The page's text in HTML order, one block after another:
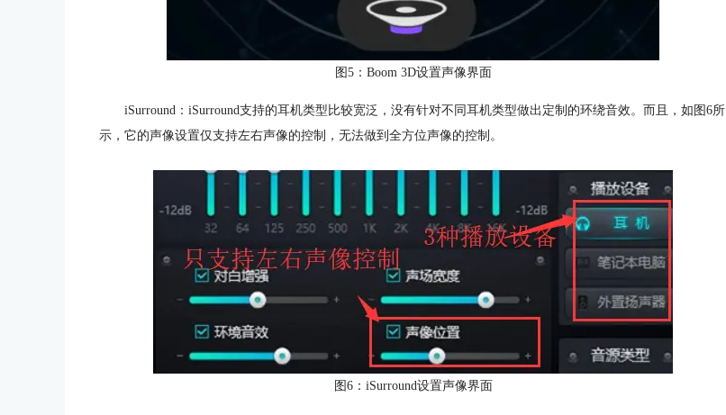
图5：Boom 3D设置声像界面
iSurround：iSurround支持的耳机类型比较宽泛，没有针对不同耳机类型做出定制的环绕音效。而且，如图6所
示，它的声像设置仅支持左右声像的控制，无法做到全方位声像的控制。
图6：iSurround设置声像界面